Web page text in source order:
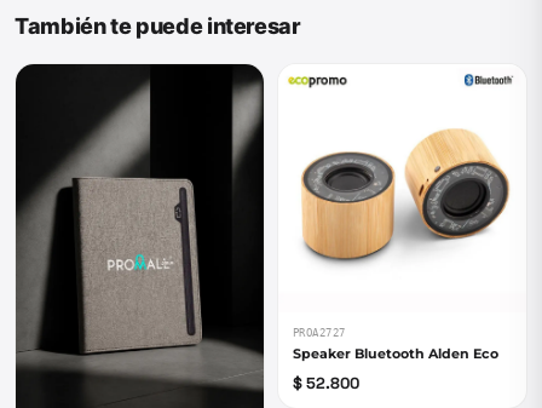
También te puede interesar
PROA2727
Speaker Bluetooth Alden Eco
$ 52.800